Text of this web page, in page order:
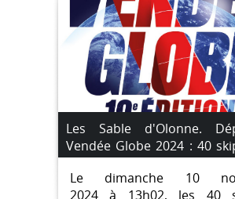
Les Sable d'Olonne.
Vendée Globe 2024 : 40
lice.
Le dimanche 10
2024 à 13h02, les 40